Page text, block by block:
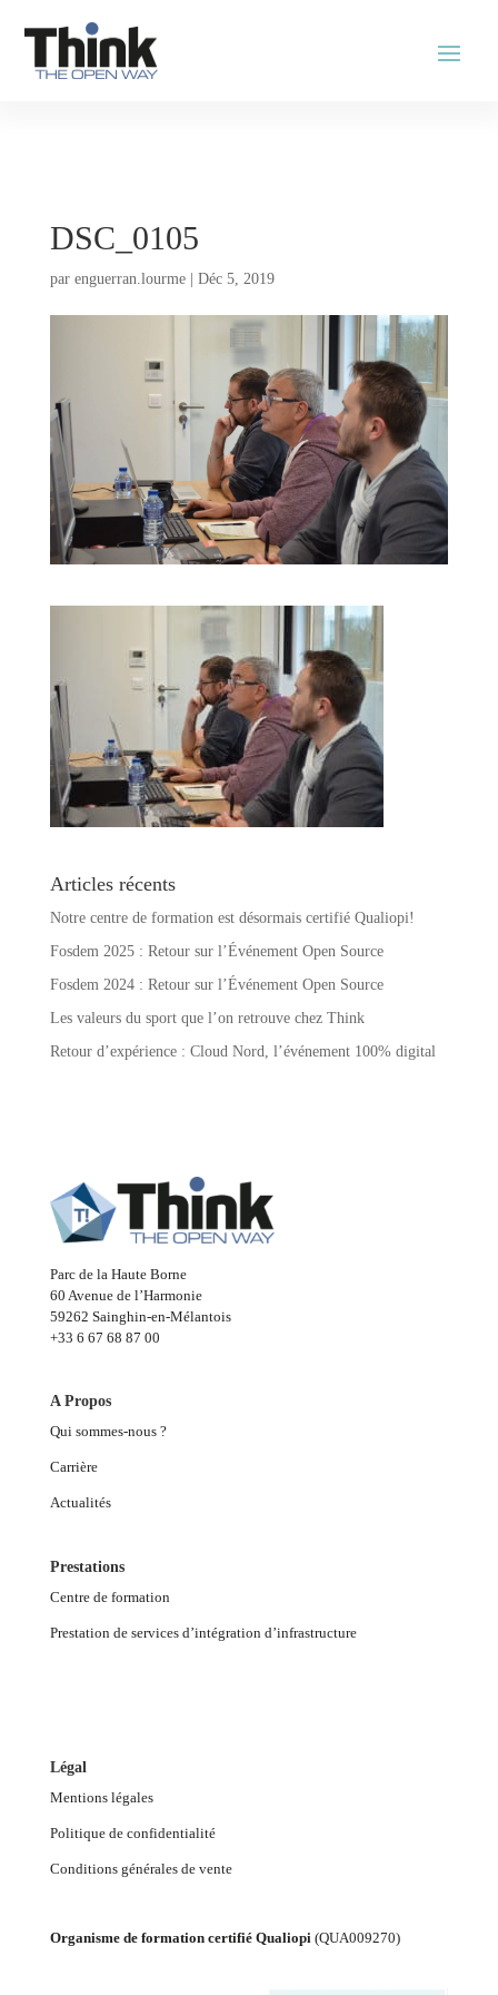
DSC_0105
par enguerran.lourme| Déc 5, 2019
Articles récents
Notre centre de formation est désormais certifié Qualiopi!
Fosdem 2025 : Retour sur l’Événement Open Source
Fosdem 2024 : Retour sur l’Événement Open Source
Les valeurs du sport que l’on retrouve chez Think
Retour d’expérience : Cloud Nord, l’événement 100% digital
Parc de la Haute Borne
60 Avenue de l’Harmonie
59262 Sainghin-en-Mélantois
+33 6 67 68 87 00
A Propos
Qui sommes-nous ?
Carrière
Actualités
Prestations
Centre de formation
Prestation de services d’intégration d’infrastructure
Légal
Mentions légales
Politique de confidentialité
Conditions générales de vente
Organisme de formation certifié Qualiopi(QUA009270)